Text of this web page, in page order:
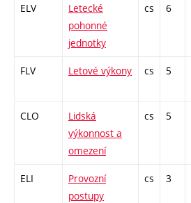
ELV
Letecké
pohonné
jednotky
cs 6
FLV Letové výkony cs 5
CLO
Lidská
výkonnost a
omezení
cs 5
ELI
Provozní
postupy
cs 3